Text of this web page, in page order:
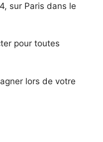
sur Paris dans le
pour toutes
lors de votre